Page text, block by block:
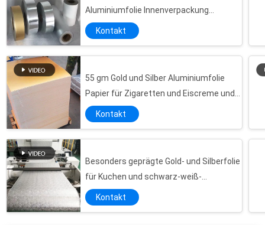
Aluminiumfolie Innenverpackung
Papierfolie laminiert
Kontakt
55 gm Gold und Silber Aluminiumfolie
Papier für Zigaretten und Eiscreme und
Choloctae
Kontakt
Besonders geprägte Gold- und Silberfolie
für Kuchen und schwarz-weiß-
metallisierte Folie für Coke-Platten
Kontakt
3D Linse bunte Cat Eye Film, bunte Verpackungsfolie HAUSTIER Paillette-BOPP